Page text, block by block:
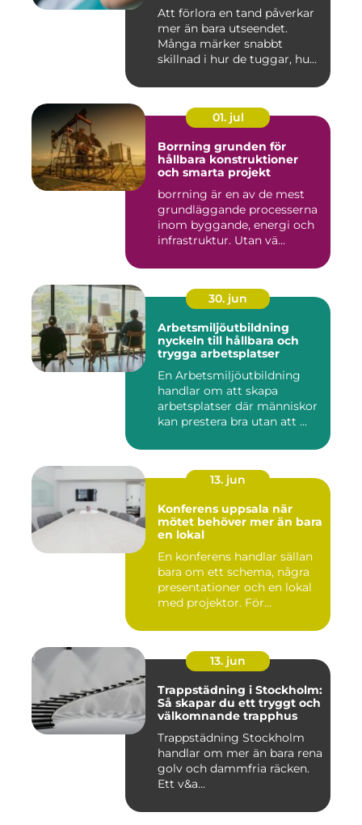
Att förlora en tand påverkar
mer än bara utseendet.
Många märker snabbt
skillnad i hur de tuggar, hu...
01. jul
Borrning grunden för
hållbara konstruktioner
och smarta projekt
borrning är en av de mest
grundläggande processerna
inom byggande, energi och
infrastruktur. Utan vä...
30. jun
Arbetsmiljöutbildning
nyckeln till hållbara och
trygga arbetsplatser
En Arbetsmiljöutbildning
handlar om att skapa
arbetsplatser där människor
kan prestera bra utan att ...
13. jun
Konferens uppsala när
mötet behöver mer än bara
en lokal
En konferens handlar sällan
bara om ett schema, några
presentationer och en lokal
med projektor. För...
13. jun
Trappstädning i Stockholm:
Så skapar du ett tryggt och
välkomnande trapphus
Trappstädning Stockholm
handlar om mer än bara rena
golv och dammfria räcken.
Ett v&a...